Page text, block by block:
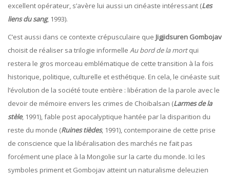
excellent opérateur, s’avère lui aussi un cinéaste intéressant (Les
liens du sang, 1993).
C’est aussi dans ce contexte crépusculaire que Jigjidsuren Gombojav
choisit de réaliser sa trilogie informelle Au bord de la mortqui
restera le gros morceau emblématique de cette transition à la fois
historique, politique, culturelle et esthétique. En cela, le cinéaste suit
l’évolution de la société toute entière : libération de la parole avec le
devoir de mémoire envers les crimes de Choibalsan (Larmes de la
stèle, 1991), fable post apocalyptique hantée par la disparition du
reste du monde (Ruines tièdes, 1991), contemporaine de cette prise
de conscience que la libéralisation des marchés ne fait pas
forcément une place à la Mongolie sur la carte du monde. Ici les
symboles priment et Gombojav atteint un naturalisme deleuzien